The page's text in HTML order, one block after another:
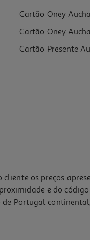
Cartão Oney
Cartão Oney
Cartão Presente
os preços
e do
Portugal